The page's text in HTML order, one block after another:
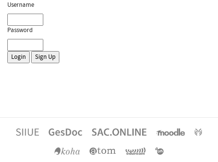
Username
Password